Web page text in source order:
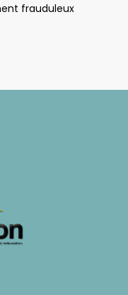
frauduleux